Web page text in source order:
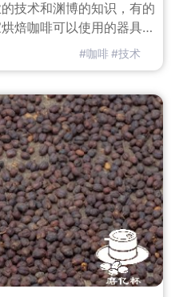
技术和渊博的知识，有的
焙咖啡可以使用的器具，
代表——铁锅烘焙咖啡在
保证铁锅的干燥，不能有
，生豆平铺锅底，慢慢开
断翻动，
#咖啡#技术